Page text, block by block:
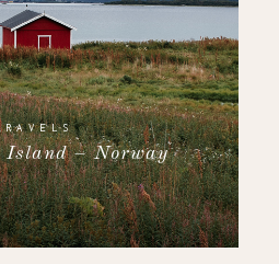
Island – Norway